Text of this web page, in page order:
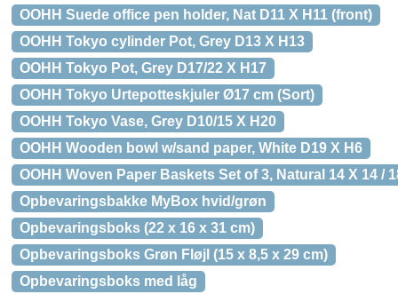
OOHH Suede office pen holder, Nat D11 X H11 (front)
OOHH Tokyo cylinder Pot, Grey D13 X H13
OOHH Tokyo Pot, Grey D17/22 X H17
OOHH Tokyo Urtepotteskjuler Ø17 cm (Sort)
OOHH Tokyo Vase, Grey D10/15 X H20
OOHH Wooden bowl w/sand paper, White D19 X H6
OOHH Woven Paper Baskets Set of 3, Natural 14 X 14 /
Opbevaringsbakke MyBox hvid/grøn
Opbevaringsboks (22 x 16 x 31 cm)
Opbevaringsboks Grøn Fløjl (15 x 8,5 x 29 cm)
Opbevaringsboks med låg